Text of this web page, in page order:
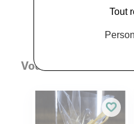
Vous aimerez aussi
Tout